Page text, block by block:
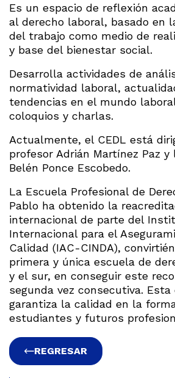
Es un espacio de reflexión
al derecho laboral, basado en
del trabajo como medio de
y base del bienestar social.
Desarrolla actividades de
normatividad laboral,
tendencias en el mundo
coloquios y charlas.
Actualmente, el CEDL está
profesor Adrián Martínez Paz y
Belén Ponce Escobedo.
La Escuela Profesional de
Pablo ha obtenido la
internacional de parte del
Internacional para el
Calidad (IAC-CINDA),
primera y única escuela de
y el sur, en conseguir este
segunda vez consecutiva.
garantiza la calidad en la
estudiantes y futuros
REGRESAR